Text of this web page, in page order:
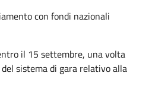
con fondi nazionali
il 15 settembre, una volta
sistema di gara relativo alla